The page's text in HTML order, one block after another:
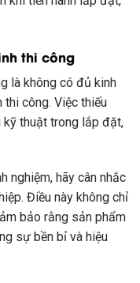
thi công
là không có đủ kinh
thi công. Việc thiếu
kỹ thuật trong lắp đặt,
nghiệm, hãy cân nhắc
Điều này không chỉ
bảo rằng sản phẩm
sự bền bỉ và hiệu